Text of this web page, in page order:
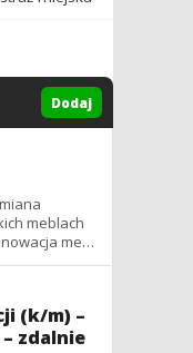
Dodaj
meblach
(k/m) –
– zdalnie